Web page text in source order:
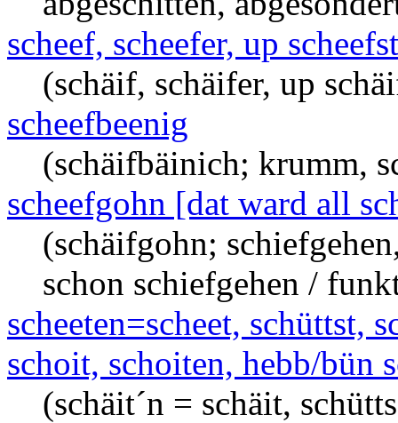
scheef, scheefer, up scheefst
(schäif, schäifer, up
scheefbeenig
(schäifbäinich; krumm,
scheefgohn [dat ward all
(schäifgohn;
schon schiefgehen /
scheeten=scheet, schüttst,
schoit, schoiten, hebb/bün
(schäit´n = schäit,